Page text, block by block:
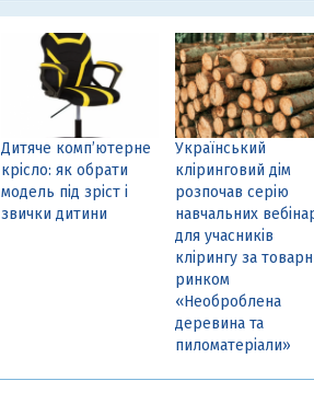
Дитяче комп’ютерне
крісло: як обрати
модель під зріст і
звички дитини
Український
кліринговий дім
розпочав серію
навчальних
для учасників
клірингу за
ринком
«Необроблена
деревина та
пиломатеріали»